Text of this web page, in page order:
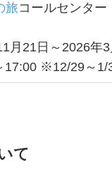
旅コールセンター
月21日～2026年
17:00 ※12/29～1/
て